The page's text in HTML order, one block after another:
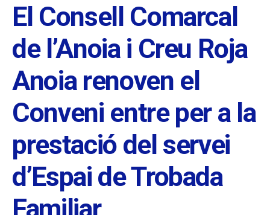
El Consell Comarcal
de l’Anoia i Creu Roja
Anoia renoven el
Conveni entre per a la
prestació del servei
d’Espai de Trobada